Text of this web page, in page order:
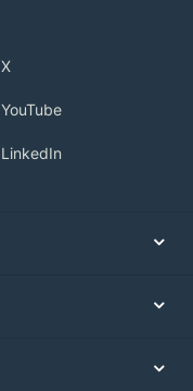
X
YouTube
LinkedIn